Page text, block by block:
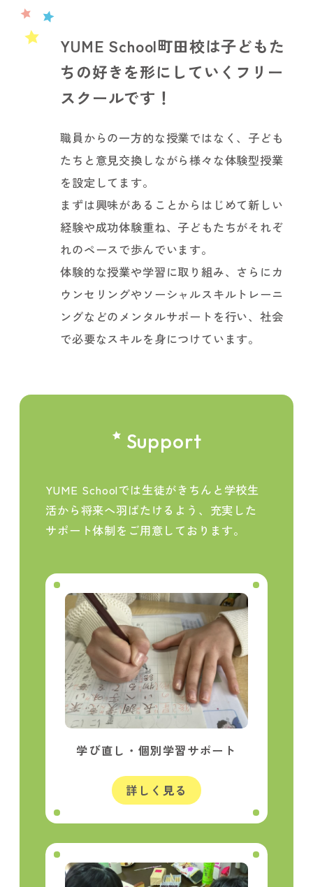
YUME School町田校は子どもた
ちの好きを形にしていくフリー
スクールです！
職員からの一方的な授業ではなく、子ども
たちと意見交換しながら様々な体験型授業
を設定してます。
まずは興味があることからはじめて新しい
経験や成功体験重ね、子どもたちがそれぞ
れのペースで歩んでいます。
体験的な授業や学習に取り組み、さらにカ
ウンセリングやソーシャルスキルトレーニ
ングなどのメンタルサポートを行い、社会
で必要なスキルを身につけています。
Support
YUME Schoolでは生徒がきちんと学校生
活から将来へ羽ばたけるよう、 充実した
サポート体制をご用意しております。
学び直し・ 個別学習サポート
詳しく見る